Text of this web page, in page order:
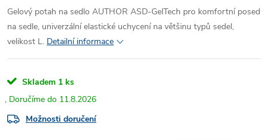
Gelový potah na sedlo AUTHOR ASD-GelTech pro komfortní posed
na sedle, univerzální elastické uchycení na většinu typů sedel,
velikost L. Detailní informace
Skladem 1 ks
11.8.2026
Možnosti doručení